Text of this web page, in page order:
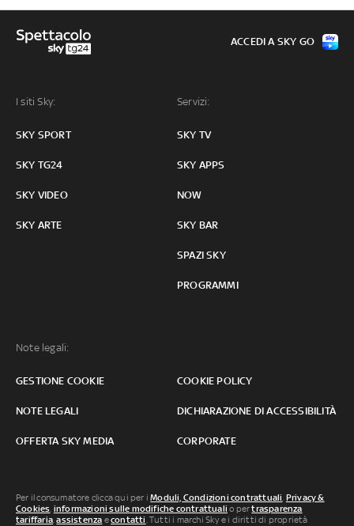
I siti Sky:
SKY SPORT
SKY TG24
SKY VIDEO
SKY ARTE
Servizi:
SKY TV
SKY APPS
NOW
SKY BAR
SPAZI SKY
PROGRAMMI
Note legali:
GESTIONE COOKIE COOKIE POLICY
NOTE LEGALI DICHIARAZIONE DI ACCESSIBILITÀ
OFFERTA SKY MEDIA CORPORATE
ACCEDI A SKY GO
Per il consumatore clicca qui per iModuli, Condizioni contrattuali, Privacy &
Cookies, informazioni sulle modifiche contrattuali o pertrasparenza
tariffaria,assistenza econtatti. Tutti i marchi Sky e i diritti di proprietà